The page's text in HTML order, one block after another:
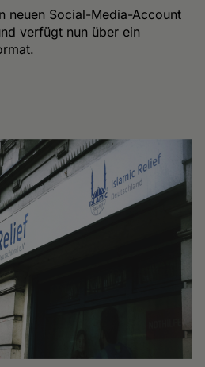
neuen Social-Media-Account
verfügt nun über ein